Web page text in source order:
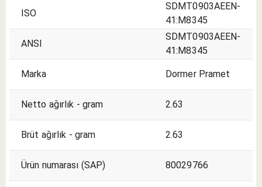
ISO
SDMT0903AEEN-
41:M8345
ANSI
SDMT0903AEEN-
41:M8345
Marka Dormer Pramet
Netto ağırlık - gram 2.63
Brüt ağırlık - gram 2.63
Ürün numarası (SAP) 80029766